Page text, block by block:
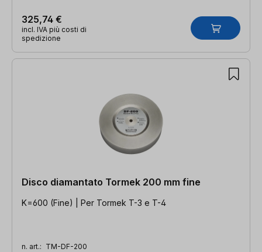
325,74 €
incl. IVA più costi di
spedizione
Disco diamantato Tormek 200 mm fine
K=600 (Fine) | Per Tormek T-3 e T-4
n. art.: TM-DF-200